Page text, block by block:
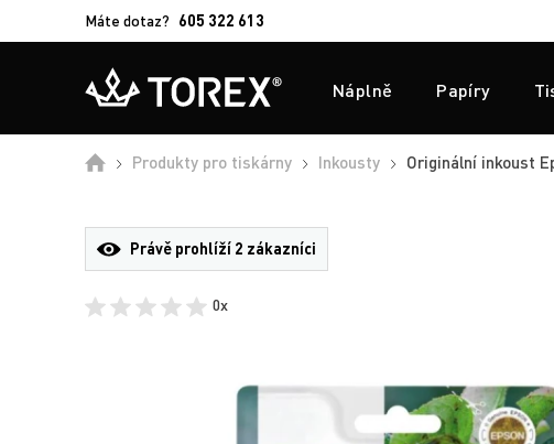
Máte dotaz? 605 322 613
Náplně Papíry
ÚvodProdukty pro tiskárny Inkousty Originální inkoust
Právě prohlíží 2 zákazníci
0x